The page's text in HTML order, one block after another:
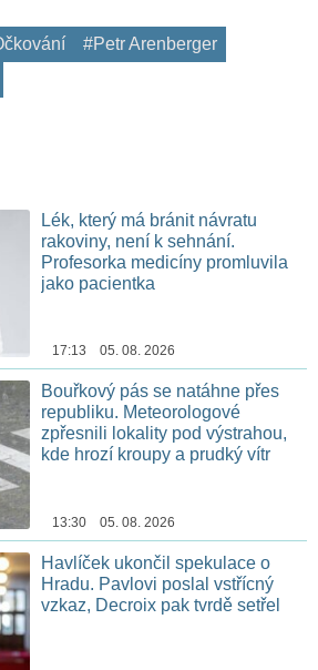
#Petr Arenberger
Lék, který má bránit návratu
rakoviny, není k sehnání.
Profesorka medicíny promluvila
jako pacientka
17:13 05. 08. 2026
Bouřkový pás se natáhne přes
republiku. Meteorologové
zpřesnili lokality pod výstrahou,
kde hrozí kroupy a prudký vítr
13:30 05. 08. 2026
Havlíček ukončil spekulace o
Hradu. Pavlovi poslal vstřícný
vzkaz, Decroix pak tvrdě setřel